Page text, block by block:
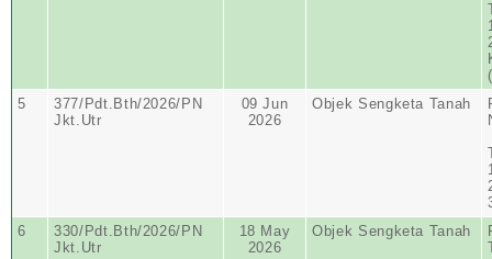
5
377/Pdt.Bth/2026/PN
Jkt.Utr
09 Jun
2026
Objek Sengketa Tanah
6
330/Pdt.Bth/2026/PN
Jkt.Utr
18 May
2026
Objek Sengketa Tanah